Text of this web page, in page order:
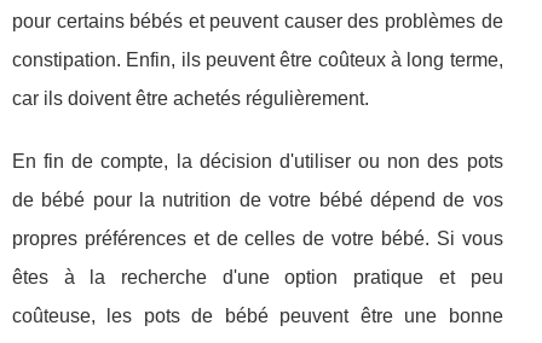
pour certains bébés et peuvent causer des problèmes de
constipation. Enfin, ils peuvent être coûteux à long terme,
car ils doivent être achetés régulièrement.
En fin de compte, la décision d'utiliser ou non des pots
de bébé pour la nutrition de votre bébé dépend de vos
propres préférences et de celles de votre bébé. Si vous
êtes à la recherche d'une option pratique et peu
coûteuse, les pots de bébé peuvent être une bonne